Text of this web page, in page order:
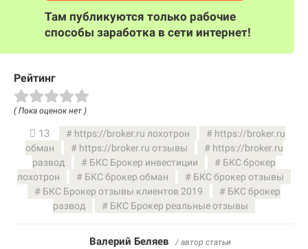
Там публикуются только рабочие
способы заработка в сети интернет!
Рейтинг
( Пока оценок нет )
13 https://broker.ru лохотрон
https://broker.ru
обман
https://broker.ru отзывы
https://broker.ru
развод
БКС Брокер инвестиции
БКС брокер
лохотрон
БКС брокер обман
БКС брокер отзывы
БКС Брокер отзывы клиентов 2019
БКС брокер
развод
БКС Брокер реальные отзывы
Валерий Беляев / автор статьи